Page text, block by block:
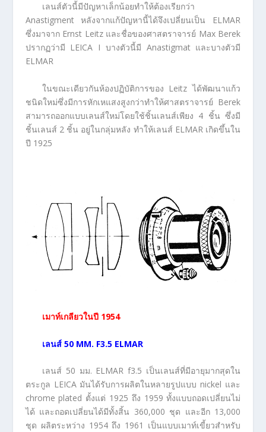
เลนส์ตัวนี้มีปัญหาเล็กน้อยทำให้ต้องเรียกว่า
Anastigment หลังจากแก้ปัญหานี้ได้จึงเปลี่ยนเป็น ELMAR
ซึ่งมาจาก Ernst Leitz และชื่อของศาสตราจารย์ Max Berek
ปรากฏว่ามี LEICA I บางตัวนี้มี Anastigmat และบางตัวมี
ELMAR
ในขณะเดียวกันห้องปฏิบัติการของ Leitz ได้พัฒนาแก้ว
ชนิดใหม่ซึ่งมีการหักเหแสงสูงกว่าทำให้ศาสตราจารย์ Berek
สามารถออกแบบเลนส์ใหม่โดยใช้ชิ้นเลนส์เพียง 4 ชิ้น ซึ่งมี
ชิ้นเลนส์ 2 ชิ้น อยู่ในกลุ่มหลัง ทำให้เลนส์ ELMAR เกิดขึ้นใน
ปี 1925
เมาท์เกลียวในปี 1954
เลนส์ 50 MM. F3.5 ELMAR
เลนส์ 50 มม. ELMAR f3.5 เป็นเลนส์ที่มีอายุมากสุดใน
ตระกูล LEICA มันได้รับการผลิตในหลายรูปแบบ nickel และ
chrome plated ตั้งแต่ 1925 ถึง 1959 ทั้งแบบถอดเปลี่ยนไม่
ได้ และถอดเปลี่ยนได้มีทั้งสิ้น 360,000 ชุด และอีก 13,000
ชุด ผลิตระหว่าง 1954 ถึง 1961 เป็นแบบเมาท์เขี้ยวสำหรับ